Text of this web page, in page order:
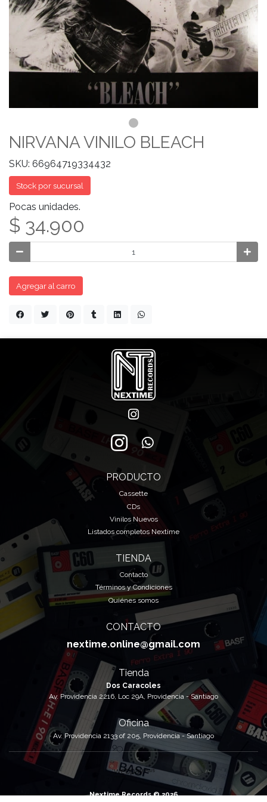
NIRVANA VINILO BLEACH
SKU: 66964719334432
Stock por sucursal
Pocas unidades.
$ 34.900
Agregar al carro
PRODUCTO
Cassette
CDs
Vinilos Nuevos
Listados completos Nextime
TIENDA
Contacto
Términos y Condiciones
Quiénes somos
CONTACTO
nextime.online@gmail.com
Tienda
Dos Caracoles
Av. Providencia 2216, Loc 29A, Providencia - Santiago
Oficina
Av. Providencia 2133 of 205, Providencia - Santiago
Nextime Records © 2026